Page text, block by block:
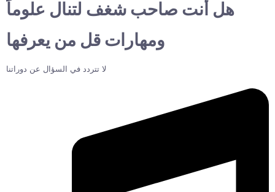
هل أنت صاحب شغف لتنال علوماً
ومهارات قل من يعرفها
لا تتردد في السؤال عن دوراتنا